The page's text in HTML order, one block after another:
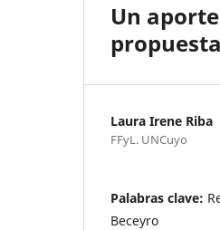
Un
Laura Irene Riba
FFyL. UNCuyo
Palabras clave:
Beceyro